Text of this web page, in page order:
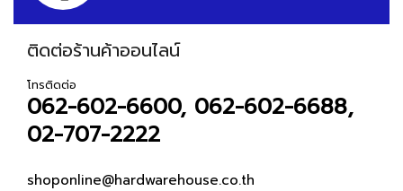
ติดต่อร้านค้าออนไลน์
โทรติดต่อ
062-602-6600, 062-602-6688,
02-707-2222
shoponline@hardwarehouse.co.th